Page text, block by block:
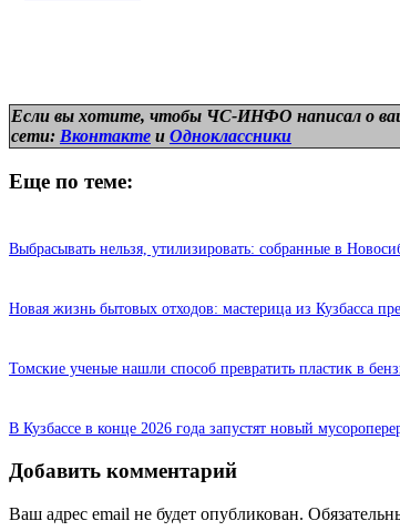
Если вы хотите, чтобы ЧС-ИНФО написал о
сети: Вконтакте и Одноклассники
Еще по теме:
Выбрасывать нельзя, утилизировать: собранные в
Новая жизнь бытовых отходов: мастерица из Кузбасса
Томские ученые нашли способ превратить пластик в
В Кузбассе в конце 2026 года запустят новый
Добавить комментарий
Ваш адрес email не будет опубликован.